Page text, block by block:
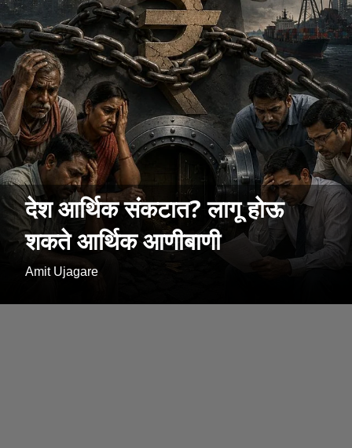
देश आर्थिक संकटात? लागू होऊ
शकते आर्थिक आणीबाणी
Amit Ujagare